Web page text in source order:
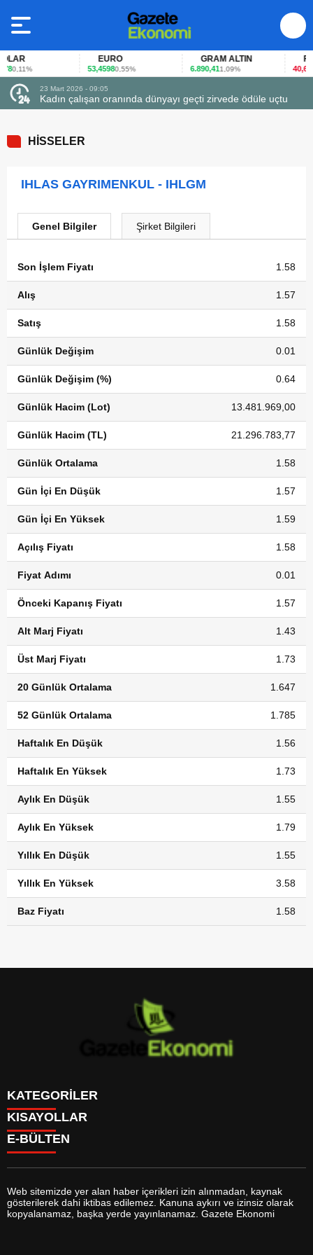
0,11%
EURO
53,45980,55%
GRAM ALTIN
6.890,411,09%
FAİZ
40,65-
23 Mart 2026 - 09:05
Kadın çalışan oranında dünyayı geçti zirvede ödüle uçtu
HİSSELER
IHLAS GAYRIMENKUL - IHLGM
Genel Bilgiler Şirket Bilgileri
Son İşlem Fiyatı 1.58
Alış 1.57
Satış 1.58
Günlük Değişim 0.01
Günlük Değişim (%) 0.64
Günlük Hacim (Lot) 13.481.969,00
Günlük Hacim (TL) 21.296.783,77
Günlük Ortalama 1.58
Gün İçi En Düşük 1.57
Gün İçi En Yüksek 1.59
Açılış Fiyatı 1.58
Fiyat Adımı 0.01
Önceki Kapanış Fiyatı 1.57
Alt Marj Fiyatı 1.43
Üst Marj Fiyatı 1.73
20 Günlük Ortalama 1.647
52 Günlük Ortalama 1.785
Haftalık En Düşük 1.56
Haftalık En Yüksek 1.73
Aylık En Düşük 1.55
Aylık En Yüksek 1.79
Yıllık En Düşük 1.55
Yıllık En Yüksek 3.58
Baz Fiyatı 1.58
KATEGORİLER
GÜNDEM
DÜNYA
SİYASET
MAGAZİN
SAĞLIK
EĞİTİM
YAŞAM
KISAYOLLAR
BURÇLAR
FİKSTÜR
FİRMA EKLE
FİRMA REHBERİ
E-BÜLTEN
gazeteekonomi.com e-bültenine abone olarak, tarafınıza haber,
Web sitemizde yer alan haber içerikleri izin alınmadan, kaynak
gösterilerek dahi iktibas edilemez. Kanuna aykırı ve izinsiz olarak
kopyalanamaz, başka yerde yayınlanamaz. Gazete Ekonomi